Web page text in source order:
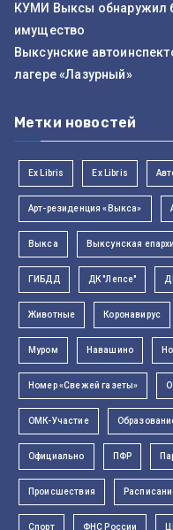
КУМИ Выксы обнаружил
имущество
Выксунские
лагере «Лазурный»
Метки новостей
Ex Libris Ex Libris
Арт-резиденция «Выкса»
Выкса Выксунская
ГИБДД ДК "Лепсе"
Животные Коронавирус
Муром Навашино
Номер «Свежей газеты»
ОМК-Участие
Официально ПФР
Происшествия
Спорт ФНС России